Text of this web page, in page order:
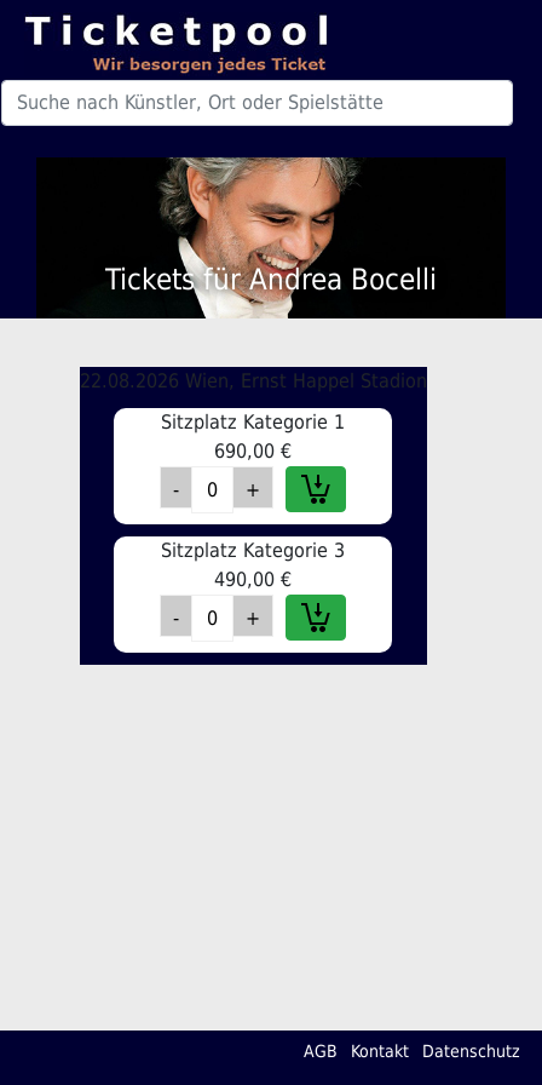
Tickets für Andrea Bocelli
22.08.2026 Wien, Ernst Happel Stadion
Sitzplatz Kategorie 1
690,00 €
Sitzplatz Kategorie 3
490,00 €
AGB Kontakt Datenschutz